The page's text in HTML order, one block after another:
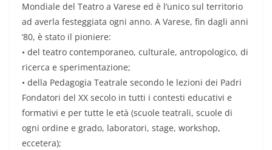
Mondiale del Teatro a Varese ed è l’unico sul territorio
ad averla festeggiata ogni anno. A Varese, fin dagli anni
‘80, è stato il pioniere:
• del teatro contemporaneo, culturale, antropologico, di
ricerca e sperimentazione;
• della Pedagogia Teatrale secondo le lezioni dei Padri
Fondatori del XX secolo in tutti i contesti educativi e
formativi e per tutte le età (scuole teatrali, scuole di
ogni ordine e grado, laboratori, stage, workshop,
eccetera);